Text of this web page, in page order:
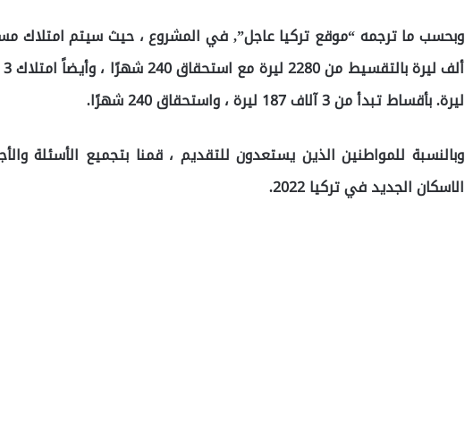
ليرة. بأقساط تبدأ من 3 آلاف 187 ليرة ، واستحقاق 240 شهرًا.
وبالنسبة للمواطنين الذين يستعدون للتقديم ، قمنا بتجميع الأسئلة
الاسكان الجديد في تركيا 2022.